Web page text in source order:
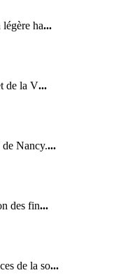
ha...
de la V...
Nancy....
des fin...
de la so...